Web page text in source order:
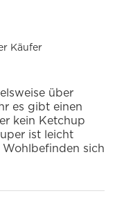
Käufer
über
es gibt einen
kein Ketchup
ist leicht
sich